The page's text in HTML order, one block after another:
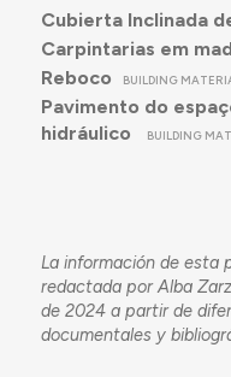
Cubierta Inclinada
Carpintarias em
Reboco BUILDING
Pavimento do
hidráulico
BUILDING
La información de esta
redactada por Alba
de 2024 a partir de
documentales y